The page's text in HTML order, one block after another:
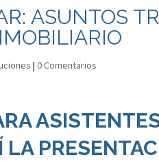
ASUNTOS
|0 Comentarios
LA